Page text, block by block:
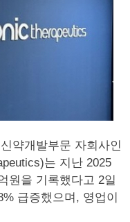
약개발부문 자회사인
는 지난 2025
원을 기록했다고 2일
급증했으며, 영업이